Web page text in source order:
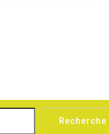
Recherche